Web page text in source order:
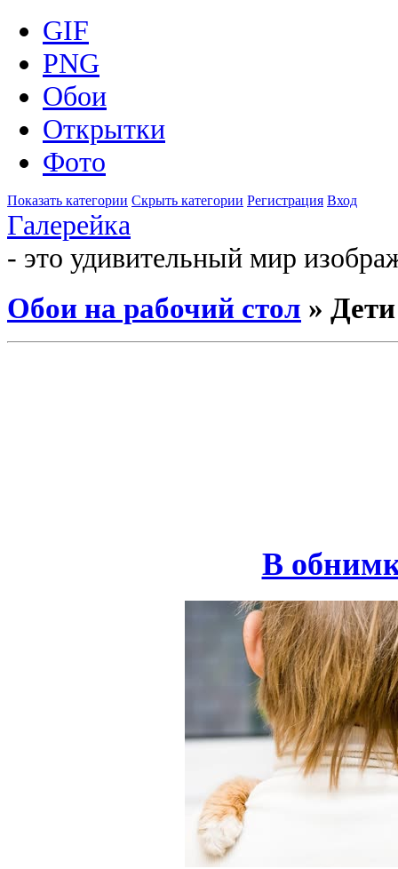
GIF
PNG
Обои
Открытки
Фото
Показать категории Скрыть категории Регистрация Вход
Галерейка
- это удивительный мир
Обои на рабочий стол » Дети
В